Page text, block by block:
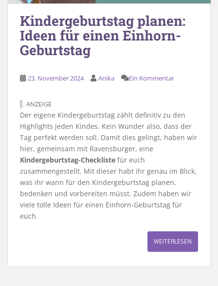
Kindergeburtstag planen:
Ideen für einen Einhorn-
Geburtstag
23. November 2024 Anika Ein Kommentar
ANZEIGE
Der eigene Kindergeburtstag zählt definitiv zu den
Highlights jeden Kindes. Kein Wunder also, dass der
Tag perfekt werden soll. Damit dies gelingt, haben wir
hier, gemeinsam mit Ravensburger, eine
Kindergeburtstag-Checkliste für euch
zusammengestellt. Mit dieser habt ihr genau im Blick,
was ihr wann für den Kindergeburtstag planen,
bedenken und vorbereiten müsst. Zudem haben wir
viele tolle Ideen für einen Einhorn-Geburtstag für
euch.
WEITERLESEN